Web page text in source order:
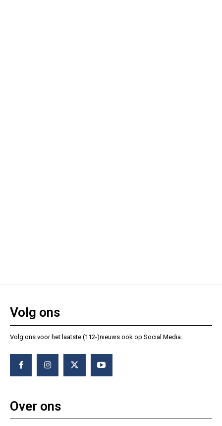
Volg ons
Volg ons voor het laatste (112-)nieuws ook op Social Media.
Over ons